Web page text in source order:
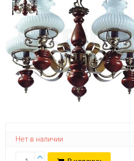
Распродажа
Еще
Мебель
Нет в наличии